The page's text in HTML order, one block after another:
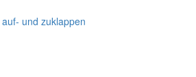
auf- und zuklappen